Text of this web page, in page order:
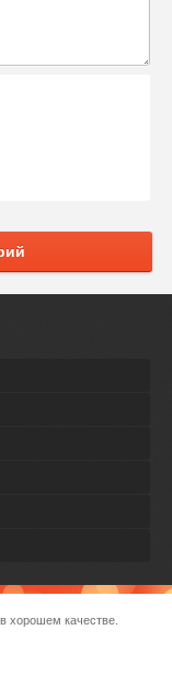
хорошем качестве.